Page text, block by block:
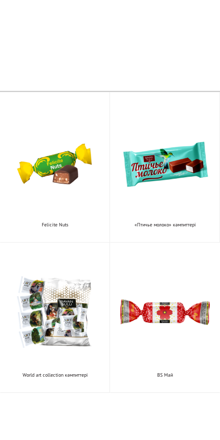
Felicite Nuts «Птичье молоко» кәмпиттері
World art collection кәмпиттері BS Май